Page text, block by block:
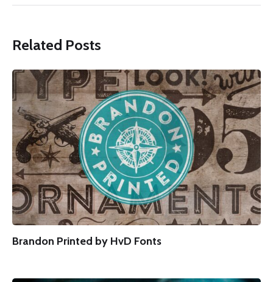
Related Posts
Brandon Printed by HvD Fonts